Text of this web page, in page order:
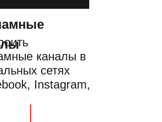
каналы в
сетях
Instagram,